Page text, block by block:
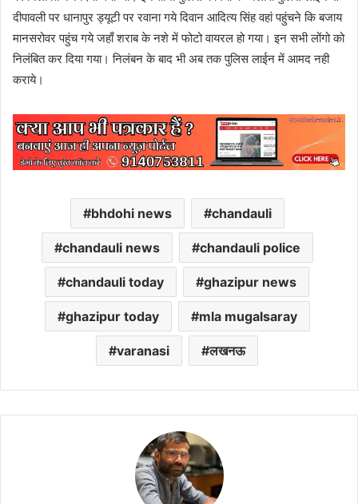
दीपावली पर धानापुर ड्यूटी पर रवाना गये दिवान आदित्य सिंह वहां पहुंचने कि बजाय
मानसरोवर पहुंच गये जहाँ शराब के नशे में फोटो वायरल हो गया। इन सभी लोंगो को
निलंबित कर दिया गया। निलंबन के बाद भी अब तक पुलिस लाईन में आमद नही
कराये।
bhdohi news chandauli
chandauli news chandauli police
chandauli today ghazipur news
ghazipur today mla mugalsaray
varanasi लखनऊ